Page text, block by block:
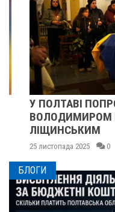
У ПОЛТАВІ
ВОЛОДИМИРОМ
ЛІЩИНСЬКИМ
25 листопада 2025 0
БЛОГИ